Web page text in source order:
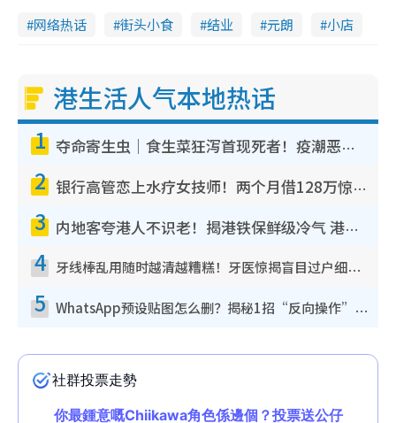
网络热话 街头小食 结业 元朗 小店
港生活人气本地热话
1 夺命寄生虫｜食生菜狂泻首现死者！疫潮恶化录1.8万宗病例 揭洗菜3大谬误
2 银行高管恋上水疗女技师！两个月借128万惊觉“沉船”沉落火海 揭背后疑似邪教操控卖淫
3 内地客夸港人不识老！揭港铁保鲜级冷气 港人求放过：别投诉
4 牙线棒乱用随时越清越糟糕！牙医惊揭盲目过户细菌恐致蛀牙：这种才是日常真保养
5 WhatsApp预设贴图怎么删？揭秘1招“反向操作”还原简洁界面 附3步实测教程